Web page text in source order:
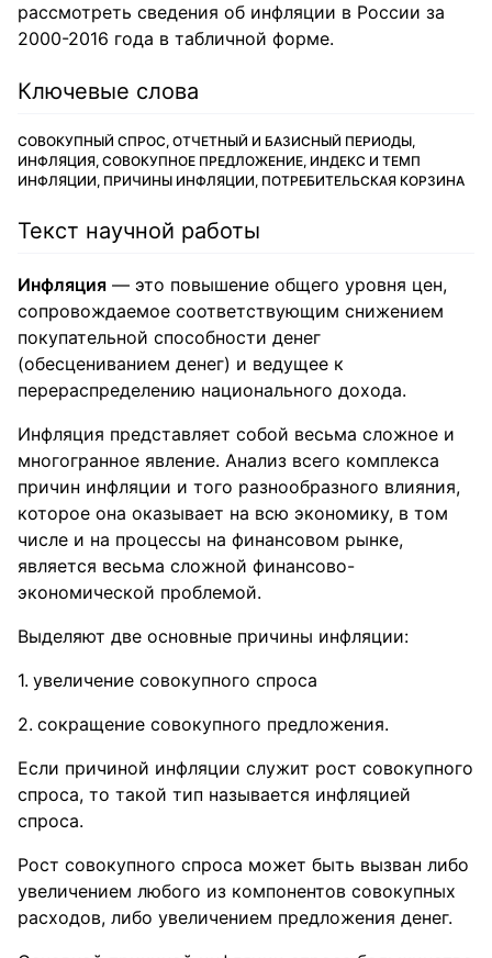
рассмотреть сведения об инфляции в России за
2000-2016 года в табличной форме.
Ключевые слова
СОВОКУПНЫЙ СПРОС, ОТЧЕТНЫЙ И БАЗИСНЫЙ ПЕРИОДЫ,
ИНФЛЯЦИЯ, СОВОКУПНОЕ ПРЕДЛОЖЕНИЕ, ИНДЕКС И ТЕМП
ИНФЛЯЦИИ, ПРИЧИНЫ ИНФЛЯЦИИ, ПОТРЕБИТЕЛЬСКАЯ КОРЗИНА
Текст научной работы
Инфляция — это повышение общего уровня цен,
сопровождаемое соответствующим снижением
покупательной способности денег
(обесцениванием денег) и ведущее к
перераспределению национального дохода.
Инфляция представляет собой весьма сложное и
многогранное явление. Анализ всего комплекса
причин инфляции и того разнообразного влияния,
которое она оказывает на всю экономику, в том
числе и на процессы на финансовом рынке,
является весьма сложной финансово-
экономической проблемой.
Выделяют две основные причины инфляции:
увеличение совокупного спроса
сокращение совокупного предложения.
Если причиной инфляции служит рост совокупного
спроса, то такой тип называется инфляцией
спроса.
Рост совокупного спроса может быть вызван либо
увеличением любого из компонентов совокупных
расходов, либо увеличением предложения денег.